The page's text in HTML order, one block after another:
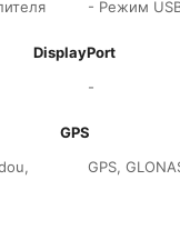
- Режим
DisplayPort
-
GPS
GPS,